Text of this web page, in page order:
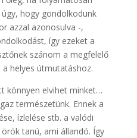
hogy gondolkodunk
azzal azonosulva -,
így ezeket a
szánom a megfelelő
helyes útmutatáshoz.
könnyen elvihet minket…
természetünk. Ennek a
ízlelése stb. a valódi
tanú, ami állandó. Így